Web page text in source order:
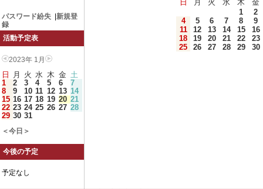
パスワード紛失
新規登
録
活動予定表
2023年 1月
日 月 火 水 木 金 土
1
2 3 4 5 6
7
8
9 10 11 12 13 14
15 16 17 18 19 20 21
22 23 24 25 26 27 28
29 30 31
＜今日＞
今後の予定
予定なし
日
月 火 水 木
金
1
2
4
5 6 7 8
9
11
12 13 14 15
16
18
19 20 21 22
23
25
26 27 28 29 30